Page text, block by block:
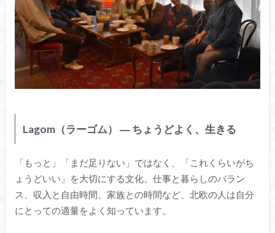
Lagom（ラーゴム） ― ちょうどよく、生きる
「もっと」「まだ足りない」ではなく、「これくらいがち
ょうどいい」を大切にする文化。仕事と暮らしのバラン
ス、収入と自由時間、家族との時間など、北欧の人は自分
にとっての適量をよく知っています。